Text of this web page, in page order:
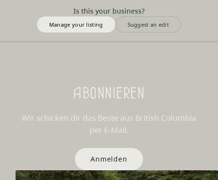
Is this your business?
Manage your listing Suggest an edit
Abonnieren
Wir schicken dir das Beste aus British Columbia
per E-Mail.
Anmelden